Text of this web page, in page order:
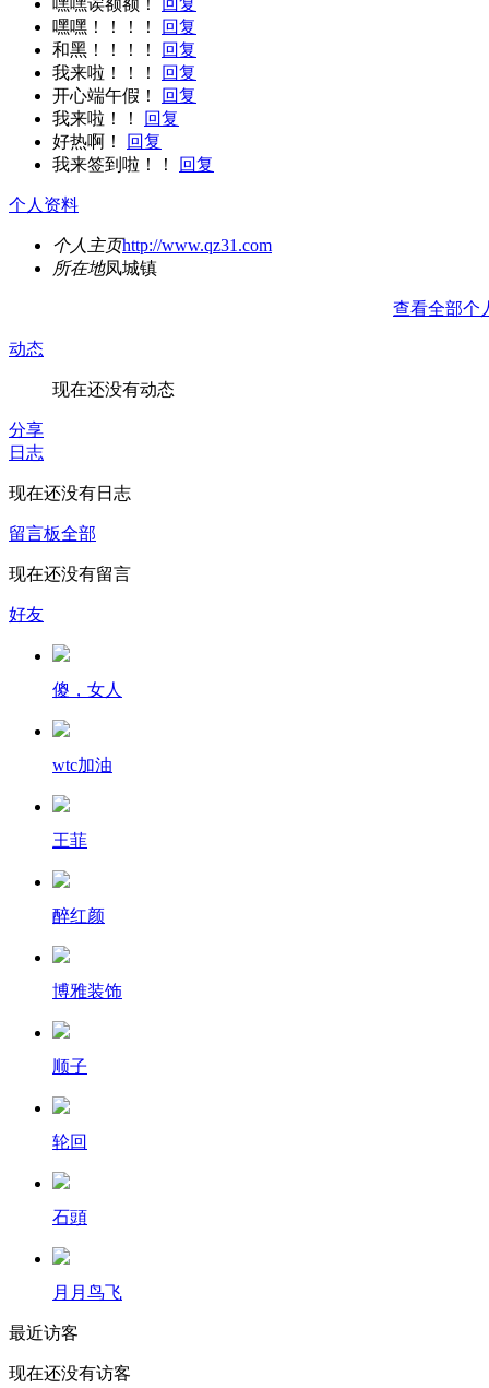
嘿嘿！！！！
回复
和黑！！！！
回复
我来啦！！！
回复
开心端午假！
回复
我来啦！！
回复
好热啊！
回复
我来签到啦！！
回复
个人资料
个人主页http://www.qz31.com
所在地凤城镇
查看全部个
动态
现在还没有动态
分享
日志
现在还没有日志
留言板全部
现在还没有留言
好友
傻，女人
wtc加油
王菲
醉红颜
博雅装饰
顺子
轮回
石頭
月月鸟飞
最近访客
现在还没有访客